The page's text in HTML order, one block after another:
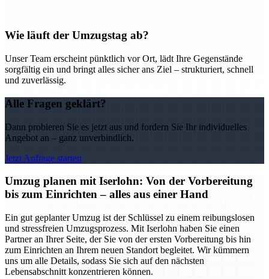
Wie läuft der Umzugstag ab?
Unser Team erscheint pünktlich vor Ort, lädt Ihre Gegenstände
sorgfältig ein und bringt alles sicher ans Ziel – strukturiert, schnell
und zuverlässig.
Alle Fragen geklärt?
Dann probieren Sie es jetzt aus und fordern Sie Ihr individuelles
Angebot an – ganz unverbindlich.
Jetzt Anfrage starten
Umzug planen mit Iserlohn: Von der Vorbereitung
bis zum Einrichten – alles aus einer Hand
Ein gut geplanter Umzug ist der Schlüssel zu einem reibungslosen
und stressfreien Umzugsprozess. Mit Iserlohn haben Sie einen
Partner an Ihrer Seite, der Sie von der ersten Vorbereitung bis hin
zum Einrichten an Ihrem neuen Standort begleitet. Wir kümmern
uns um alle Details, sodass Sie sich auf den nächsten
Lebensabschnitt konzentrieren können.